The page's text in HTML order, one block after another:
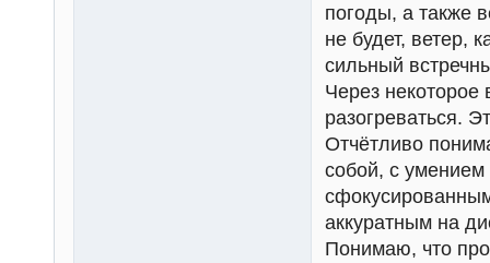
погоды, а также
не будет, ветер,
сильный
Через
разогреваться.
Отчётливо
собой, с умением
аккуратным на
Понимаю, что